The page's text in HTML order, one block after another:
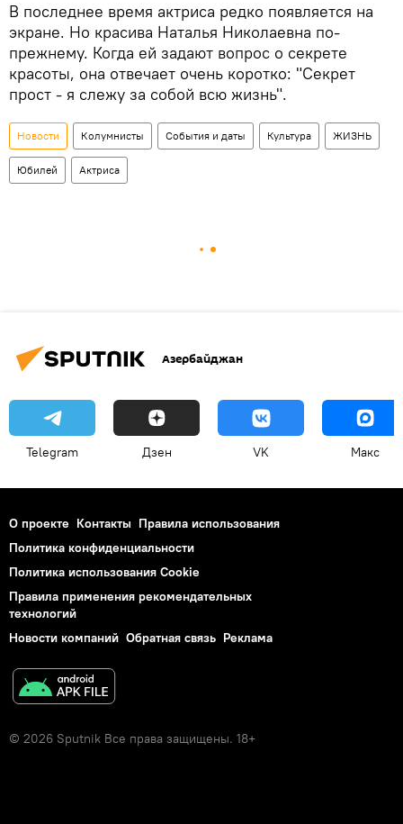
В последнее время актриса редко появляется на
экране. Но красива Наталья Николаевна по-
прежнему. Когда ей задают вопрос о секрете
красоты, она отвечает очень коротко: "Секрет
прост - я слежу за собой всю жизнь".
Новости Колумнисты События и даты Культура ЖИЗНЬ
Юбилей Актриса
Азербайджан
Telegram Дзен VK Макс
О проекте Контакты Правила использования
Политика конфиденциальности
Политика использования Cookie
Правила применения рекомендательных
технологий
Новости компаний Обратная связь Реклама
© 2026 Sputnik Все права защищены. 18+